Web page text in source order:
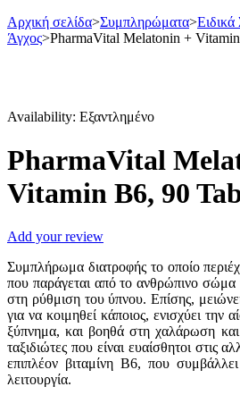
Αρχική σελίδα>Συμπληρώματα>
Άγχος>PharmaVital Melatonin +
Availability: Εξαντλημένο
PharmaVital
Vitamin B6, 90
Add your review
Συμπλήρωμα διατροφής το οποίο
που παράγεται από το ανθρώπινο σώμα
στη ρύθμιση του ύπνου. Επίσης,
για να κοιμηθεί κάποιος, ενισχύει την
ξύπνημα, και βοηθά στη χαλάρωση
ταξιδιώτες που είναι ευαίσθητοι στις
επιπλέον βιταμίνη Β6, που
λειτουργία.